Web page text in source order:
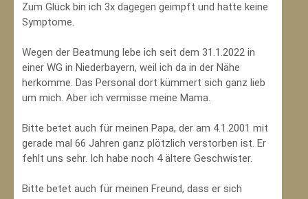
Zum Glück bin ich 3x dagegen geimpft und hatte keine
Symptome.
Wegen der Beatmung lebe ich seit dem 31.1.2022 in
einer WG in Niederbayern, weil ich da in der Nähe
herkomme. Das Personal dort kümmert sich ganz lieb
um mich. Aber ich vermisse meine Mama.
Bitte betet auch für meinen Papa, der am 4.1.2001 mit
gerade mal 66 Jahren ganz plötzlich verstorben ist. Er
fehlt uns sehr. Ich habe noch 4 ältere Geschwister.
Bitte betet auch für meinen Freund, dass er sich